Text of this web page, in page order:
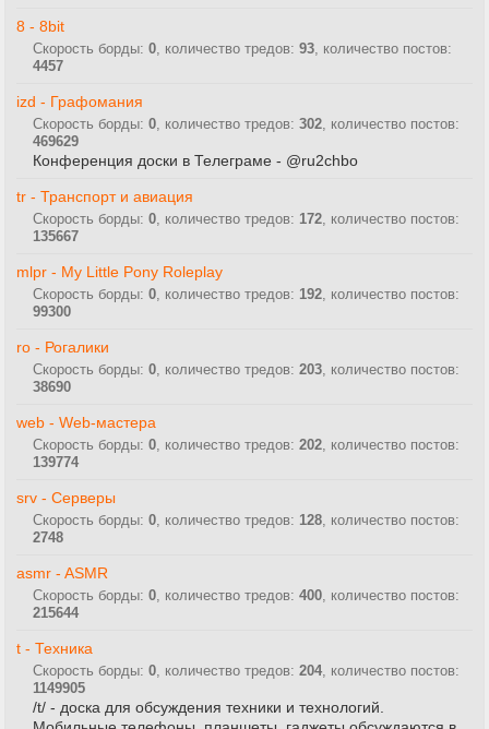
8 - 8bit
Скорость борды:0 , количество тредов:93 , количество постов:
4457
izd - Графомания
Скорость борды:0 , количество тредов:302 , количество постов:
469629
Конференция доски в Телеграме - @ru2chbo
tr - Транспорт и авиация
Скорость борды:0 , количество тредов: 172 , количество постов:
135667
mlpr - My Little Pony Roleplay
Скорость борды:0 , количество тредов: 192 , количество постов:
99300
ro - Рогалики
Скорость борды:0 , количество тредов:203 , количество постов:
38690
web - Web-мастера
Скорость борды:0 , количество тредов:202 , количество постов:
139774
srv - Серверы
Скорость борды:0 , количество тредов: 128 , количество постов:
2748
asmr - ASMR
Скорость борды:0 , количество тредов:400 , количество постов:
215644
t - Техника
Скорость борды:0 , количество тредов:204 , количество постов:
1149905
/t/ - доска для обсуждения техники и технологий.